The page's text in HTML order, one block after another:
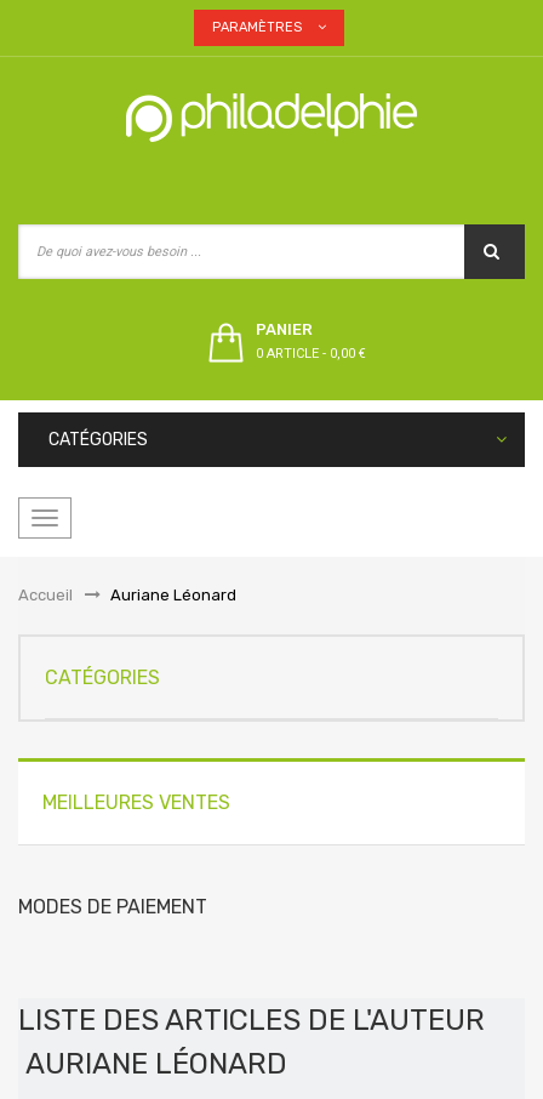
PARAMÈTRES
PANIER
0 ARTICLE - 0,00 €
CATÉGORIES
Basculer
Accueil
&gt;Auriane Léonard
CATÉGORIES
MEILLEURES VENTES
MODES DE PAIEMENT
LISTE DES ARTICLES DE L'AUTEUR
AURIANE LÉONARD